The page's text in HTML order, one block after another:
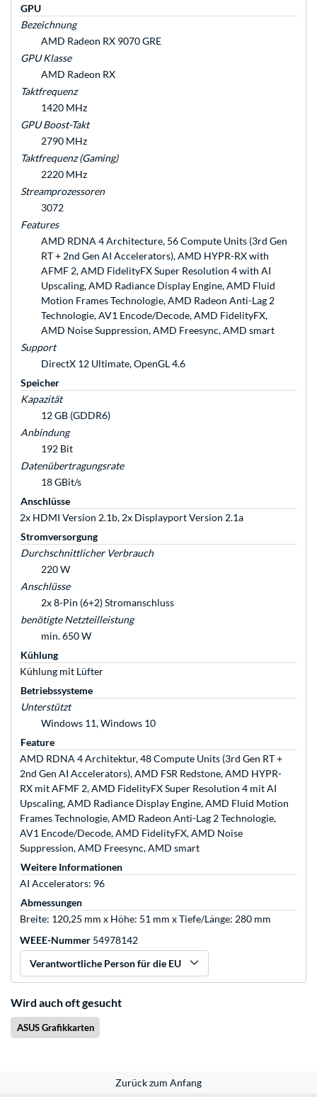
GPU
Bezeichnung
AMD Radeon RX 9070 GRE
GPU Klasse
AMD Radeon RX
Taktfrequenz
1420 MHz
GPU Boost-Takt
2790 MHz
Taktfrequenz (Gaming)
2220 MHz
Streamprozessoren
3072
Features
AMD RDNA 4 Architecture, 56 Compute Units (3rd Gen
RT + 2nd Gen AI Accelerators), AMD HYPR-RX with
AFMF 2, AMD FidelityFX Super Resolution 4 with AI
Upscaling, AMD Radiance Display Engine, AMD Fluid
Motion Frames Technologie, AMD Radeon Anti-Lag 2
Technologie, AV1 Encode/Decode, AMD FidelityFX,
AMD Noise Suppression, AMD Freesync, AMD smart
Support
DirectX 12 Ultimate, OpenGL 4.6
Speicher
Kapazität
12 GB (GDDR6)
Anbindung
192 Bit
Datenübertragungsrate
18 GBit/s
Anschlüsse
2x HDMI Version 2.1b, 2x Displayport Version 2.1a
Stromversorgung
Durchschnittlicher Verbrauch
220 W
Anschlüsse
2x 8-Pin (6+2) Stromanschluss
benötigte Netzteilleistung
min. 650 W
Kühlung
Kühlung mit Lüfter
Betriebssysteme
Unterstützt
Windows 11, Windows 10
Feature
AMD RDNA 4 Architektur, 48 Compute Units (3rd Gen RT +
2nd Gen AI Accelerators), AMD FSR Redstone, AMD HYPR-
RX mit AFMF 2, AMD FidelityFX Super Resolution 4 mit AI
Upscaling, AMD Radiance Display Engine, AMD Fluid Motion
Frames Technologie, AMD Radeon Anti-Lag 2 Technologie,
AV1 Encode/Decode, AMD FidelityFX, AMD Noise
Suppression, AMD Freesync, AMD smart
Weitere Informationen
AI Accelerators: 96
Abmessungen
Breite: 120,25 mm x Höhe: 51 mm x Tiefe/Länge: 280 mm
WEEE-Nummer 54978142
Verantwortliche Person für die EU
Wird auch oft gesucht
ASUS Grafikkarten
Zurück zum Anfang